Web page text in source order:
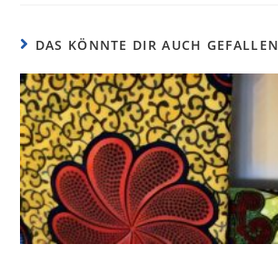
DAS KÖNNTE DIR AUCH GEFALLEN